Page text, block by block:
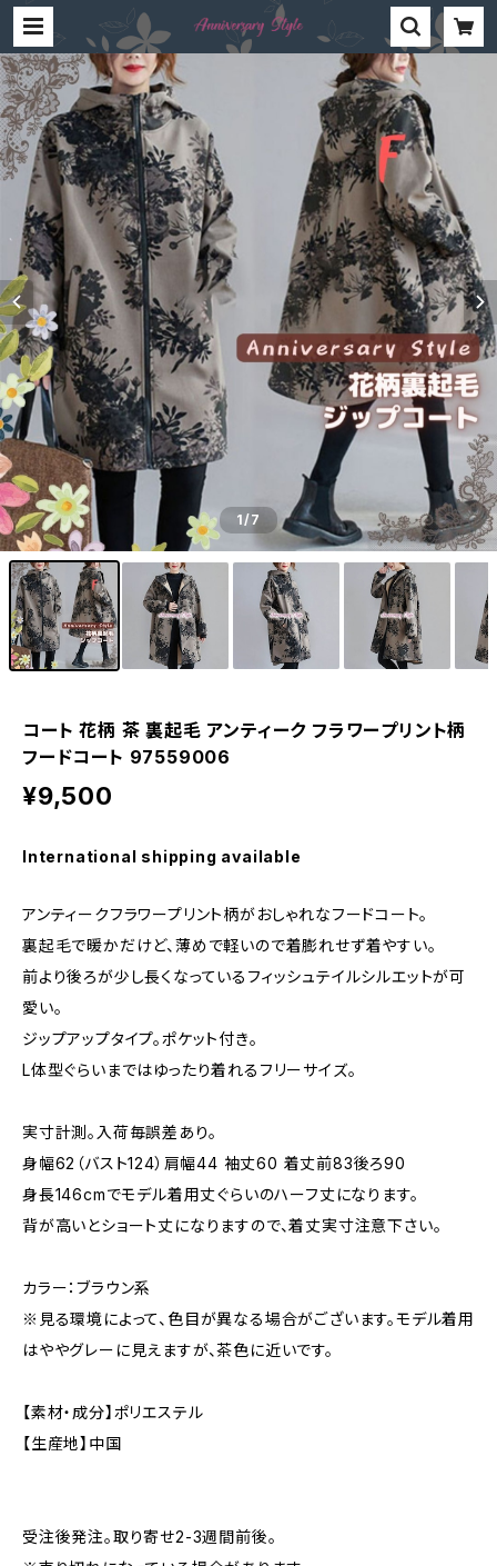
1/7
コート 花柄 茶 裏起毛 アンティーク フラワープリント柄
フードコート 97559006
¥9,500
International shipping available
アンティークフラワープリント柄がおしゃれなフードコート。
裏起毛で暖かだけど、薄めで軽いので着膨れせず着やすい。
前より後ろが少し長くなっているフィッシュテイルシルエットが可
愛い。
ジップアップタイプ。ポケット付き。
L体型ぐらいまではゆったり着れるフリーサイズ。
実寸計測。入荷毎誤差あり。
身幅62（バスト124）肩幅44 袖丈60 着丈前83後ろ90
身長146cmでモデル着用丈ぐらいのハーフ丈になります。
背が高いとショート丈になりますので、着丈実寸注意下さい。
カラー：ブラウン系
※見る環境によって、色目が異なる場合がございます。モデル着用
はややグレーに見えますが、茶色に近いです。
【素材・成分】ポリエステル
【生産地】中国
受注後発注。取り寄せ2-3週間前後。